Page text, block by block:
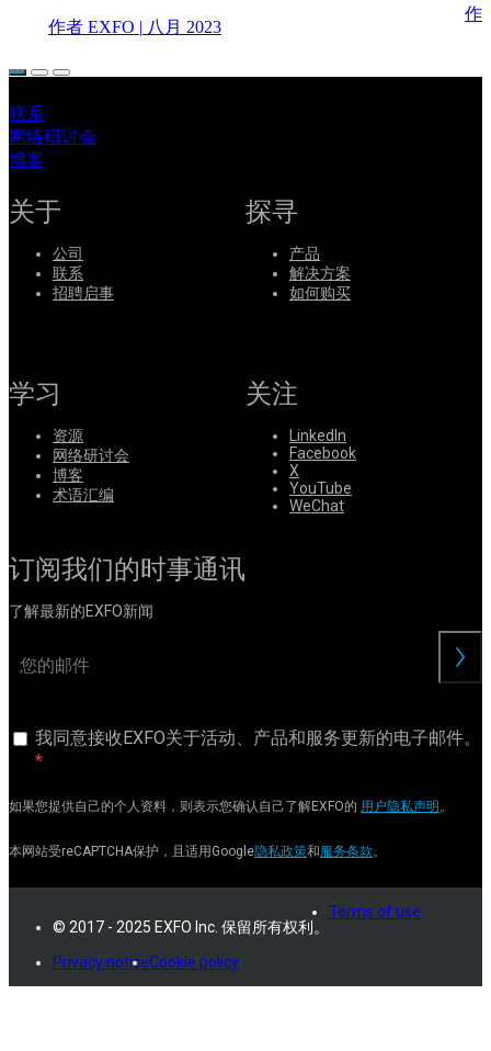
作者 EXFO | 八月 2023
作
联系
网络研讨会
博客
关于
公司
联系
招聘启事
探寻
产品
解决方案
如何购买
学习
资源
网络研讨会
博客
术语汇编
关注
LinkedIn
Facebook
X
YouTube
WeChat
订阅我们的时事通讯
了解最新的EXFO新闻
我同意接收EXFO关于活动、产品和服务更新的电子邮件。
如果您提供自己的个人资料，则表示您确认自己了解EXFO的 用户隐私声明 。
本网站受reCAPTCHA保护，且适用Google隐私政策和服务条款。
© 2017 - 2025 EXFO Inc. 保留所有权利。
Terms of use
Privacy noticeCookie policy